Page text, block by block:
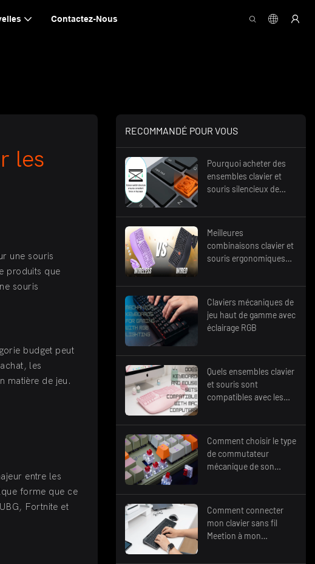
Contactez-Nous
les
une souris
produits que
souris
budget peut
les
matière de jeu.
entre les
forme que ce
Fortnite et
RECOMMANDÉ POUR VOUS
Pourquoi acheter des
ensembles clavier et
souris silencieux de
de travail partagés ?
Meilleures
combinaisons clavier et
souris ergonomiques
bureau
Claviers mécaniques de
jeu haut de gamme avec
éclairage RGB
Quels ensembles clavier
et souris sont
compatibles avec les
Comment choisir le type
de commutateur
mécanique de son
de frappe optimal ?
Comment connecter
mon clavier sans fil
Meetion à mon